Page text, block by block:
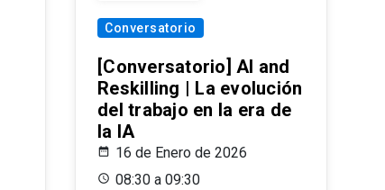
Conversatorio
[Conversatorio] AI and
Reskilling | La evolución
del trabajo en la era de
la IA
16 de Enero de 2026
08:30 a 09:30